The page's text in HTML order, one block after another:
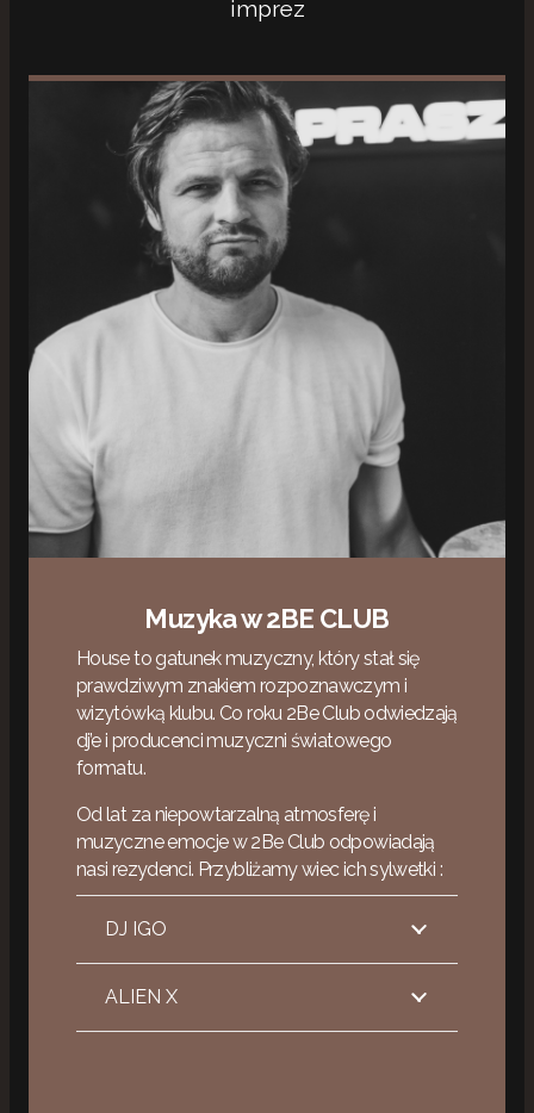
imprez
Muzyka w 2BE CLUB
House to gatunek muzyczny, który stał się
prawdziwym znakiem rozpoznawczym i
wizytówką klubu. Co roku 2Be Club odwiedzają
dj’e i producenci muzyczni światowego
formatu.
Od lat za niepowtarzalną atmosferę i
muzyczne emocje w 2Be Club odpowiadają
nasi rezydenci. Przybliżamy wiec ich sylwetki :
DJ IGO
ALIEN X